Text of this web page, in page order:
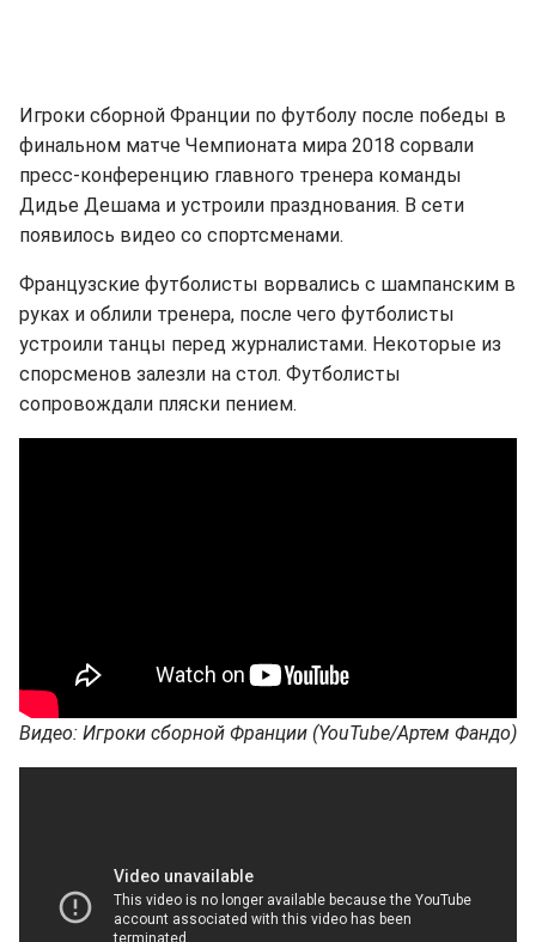
Игроки сборной Франции по футболу после победы в
финальном матче Чемпионата мира 2018 сорвали
пресс-конференцию главного тренера команды
Дидье Дешама и устроили празднования. В сети
появилось видео со спортсменами.
Французские футболисты ворвались с шампанским в
руках и облили тренера, после чего футболисты
устроили танцы перед журналистами. Некоторые из
спорсменов залезли на стол. Футболисты
сопровождали пляски пением.
Видео: Игроки сборной Франции (YouTube/Артем Фандо)